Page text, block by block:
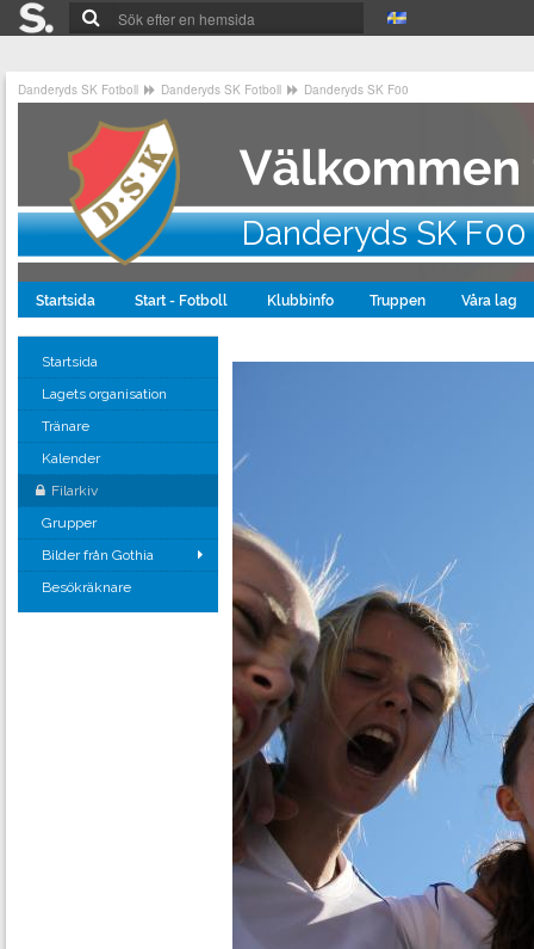
Danderyds SK Fotboll Danderyds SK Fotboll Danderyds SK F00
Danderyds SK F00
Startsida Start - Fotboll Klubbinfo Truppen Våra lag
Startsida
Lagets organisation
Tränare
Kalender
Filarkiv
Grupper
Bilder från Gothia
Besökräknare